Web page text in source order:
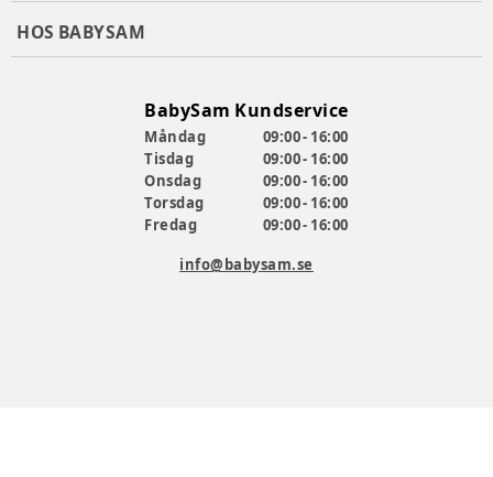
HOS BABYSAM
BabySam Kundservice
Måndag
09:00 - 16:00
Tisdag
09:00 - 16:00
Onsdag
09:00 - 16:00
Torsdag
09:00 - 16:00
Fredag
09:00 - 16:00
info@babysam.se